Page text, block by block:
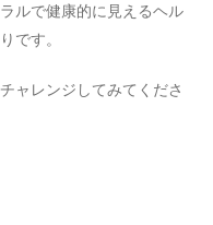
ルで健康的に見えるヘル
です。
ャレンジしてみてくださ